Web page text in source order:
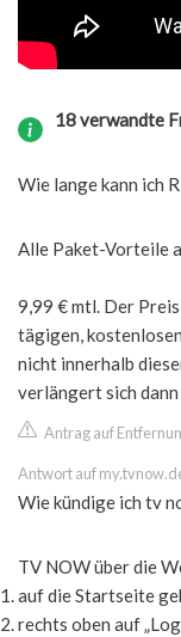
18 verwandte
Wie lange kann ich
Alle Paket-Vorteile
9,99 € mtl. Der
tägigen,
nicht innerhalb
verlängert sich
Antrag auf
Antwort auf
Wie kündige ich tv
TV NOW über die
auf die Startseite
rechts oben auf